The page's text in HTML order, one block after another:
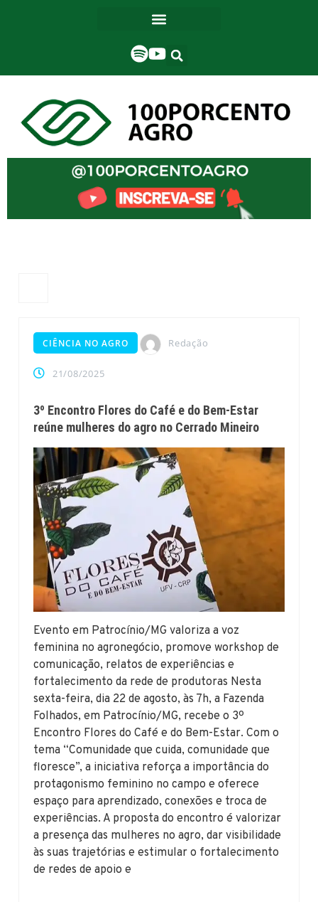
CIÊNCIA NO AGRO Redação
21/08/2025
3º Encontro Flores do Café e do Bem-Estar
reúne mulheres do agro no Cerrado Mineiro
Evento em Patrocínio/MG valoriza a voz
feminina no agronegócio, promove workshop de
comunicação, relatos de experiências e
fortalecimento da rede de produtoras Nesta
sexta-feira, dia 22 de agosto, às 7h, a Fazenda
Folhados, em Patrocínio/MG, recebe o 3º
Encontro Flores do Café e do Bem-Estar. Com o
tema “Comunidade que cuida, comunidade que
floresce”, a iniciativa reforça a importância do
protagonismo feminino no campo e oferece
espaço para aprendizado, conexões e troca de
experiências. A proposta do encontro é valorizar
a presença das mulheres no agro, dar visibilidade
às suas trajetórias e estimular o fortalecimento
de redes de apoio e